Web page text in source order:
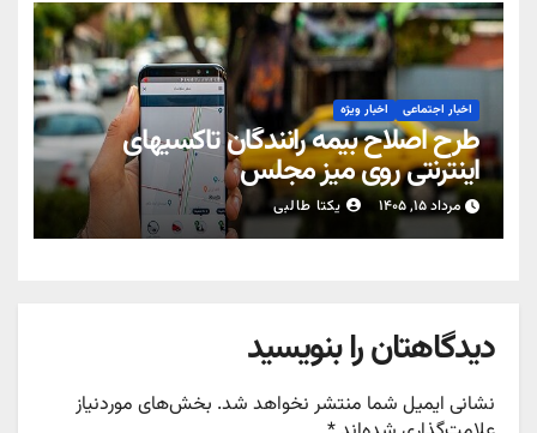
اخبار اجتماعی اخبار ویژه
طرح اصلاح بیمه رانندگان تاکسیهای
اینترنتی روی میز مجلس
مرداد ۱۵, ۱۴۰۵ یکتا طالبی
دیدگاهتان را بنویسید
نشانی ایمیل شما منتشر نخواهد شد. بخش‌های موردنیاز